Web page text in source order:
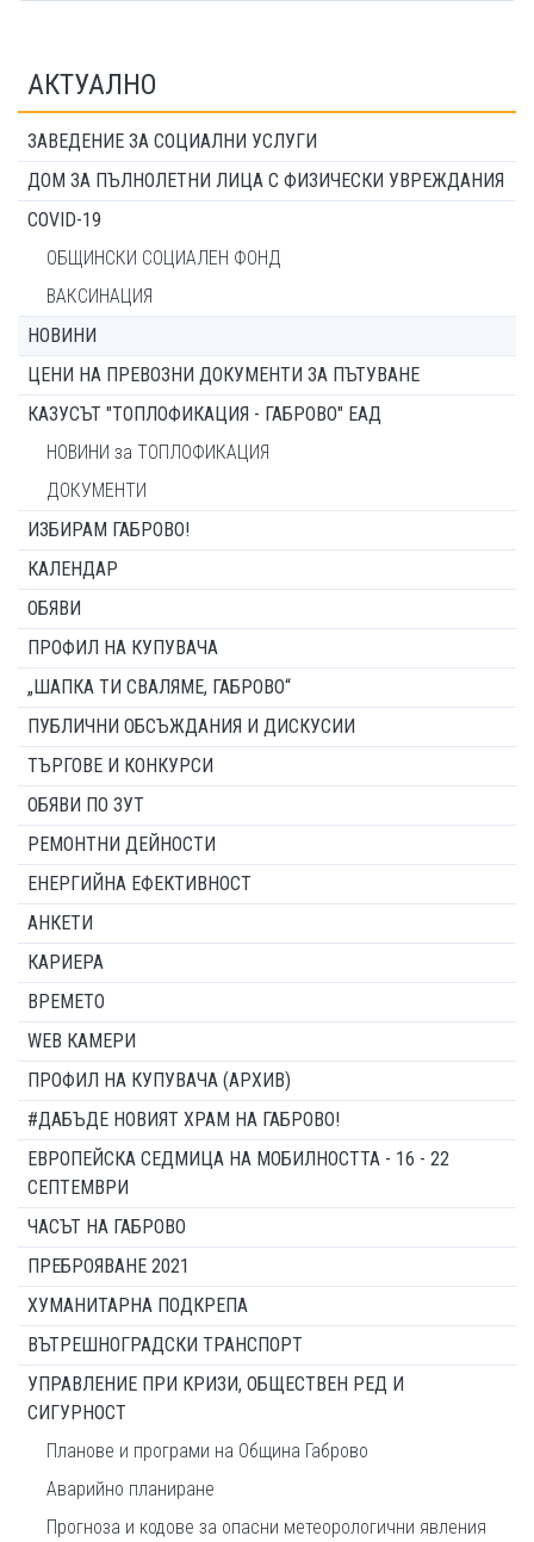
АКТУАЛНО
ЗАВЕДЕНИЕ ЗА СОЦИАЛНИ УСЛУГИ
ДОМ ЗА ПЪЛНОЛЕТНИ ЛИЦА С ФИЗИЧЕСКИ УВРЕЖДАНИЯ
COVID-19
ОБЩИНСКИ СОЦИАЛЕН ФОНД
ВАКСИНАЦИЯ
НОВИНИ
ЦЕНИ НА ПРЕВОЗНИ ДОКУМЕНТИ ЗА ПЪТУВАНЕ
КАЗУСЪТ "ТОПЛОФИКАЦИЯ - ГАБРОВО" ЕАД
НОВИНИ за ТОПЛОФИКАЦИЯ
ДОКУМЕНТИ
ИЗБИРАМ ГАБРОВО!
КАЛЕНДАР
ОБЯВИ
ПРОФИЛ НА КУПУВАЧА
„ШАПКА ТИ СВАЛЯМЕ, ГАБРОВО“
ПУБЛИЧНИ ОБСЪЖДАНИЯ И ДИСКУСИИ
ТЪРГОВЕ И КОНКУРСИ
ОБЯВИ ПО ЗУТ
РЕМОНТНИ ДЕЙНОСТИ
ЕНЕРГИЙНА ЕФЕКТИВНОСТ
АНКЕТИ
КАРИЕРА
ВРЕМЕТО
WEB КАМЕРИ
ПРОФИЛ НА КУПУВАЧА (АРХИВ)
#ДАБЪДЕ НОВИЯТ ХРАМ НА ГАБРОВО!
ЕВРОПЕЙСКА СЕДМИЦА НА МОБИЛНОСТТА - 16 - 22
СЕПТЕМВРИ
ЧАСЪТ НА ГАБРОВО
ПРЕБРОЯВАНЕ 2021
ХУМАНИТАРНА ПОДКРЕПА
ВЪТРЕШНОГРАДСКИ ТРАНСПОРТ
УПРАВЛЕНИЕ ПРИ КРИЗИ, ОБЩЕСТВЕН РЕД И
СИГУРНОСТ
Планове и програми на Община Габрово
Аварийно планиране
Прогноза и кодове за опасни метеорологични явления